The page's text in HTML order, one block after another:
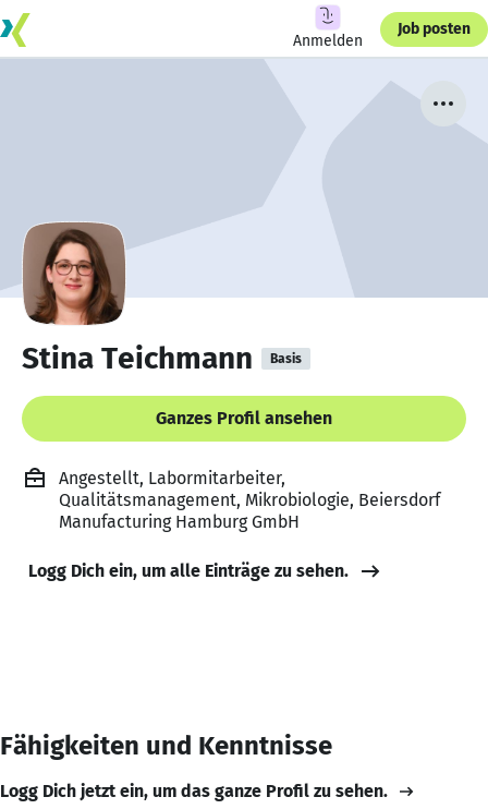
Anmelden
Job posten
Stina Teichmann Basis
Ganzes Profil ansehen
Angestellt, Labormitarbeiter,
Qualitätsmanagement, Mikrobiologie, Beiersdorf
Manufacturing Hamburg GmbH
Logg Dich ein, um alle Einträge zu sehen.
Fähigkeiten und Kenntnisse
Logg Dich jetzt ein, um das ganze Profil zu sehen.